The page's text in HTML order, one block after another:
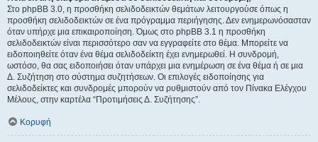
Στο phpBB 3.0, η προσθήκη σελιδοδεικτών θεμάτων λειτουργούσε όπως η
προσθήκη σελιδοδεικτών σε ένα πρόγραμμα περιήγησης. Δεν ενημερωνόσασταν
όταν υπήρχε μια επικαιροποίηση. Όμως στο phpBB 3.1 η προσθήκη
σελιδοδεικτών είναι περισσότερο σαν να εγγραφείτε στο θέμα. Μπορείτε να
ειδοποιηθείτε όταν ένα θέμα σελιδοδείκτη έχει ενημερωθεί. Η συνδρομή,
ωστόσο, θα σας ειδοποιήσει όταν υπάρχει μια ενημέρωση σε ένα θέμα ή σε μια
Δ. Συζήτηση στο σύστημα συζητήσεων. Οι επιλογές ειδοποίησης για
σελιδοδείκτες και συνδρομές μπορούν να ρυθμιστούν από τον Πίνακα Ελέγχου
Μέλους, στην καρτέλα “Προτιμήσεις Δ. Συζήτησης”.
Κορυφή